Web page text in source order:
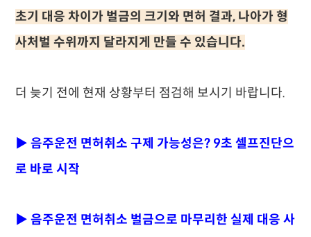
초기 대응 차이가 벌금의 크기와 면허 결과, 나아가 형
사처벌 수위까지 달라지게 만들 수 있습니다.
더 늦기 전에 현재 상황부터 점검해 보시기 바랍니다.
▶ 음주운전 면허취소 구제 가능성은? 9초 셀프진단으
로 바로 시작
▶ 음주운전 면허취소 벌금으로 마무리한 실제 대응 사